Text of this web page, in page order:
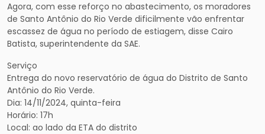
Agora, com esse reforço no abastecimento, os moradores
de Santo Antônio do Rio Verde dificilmente vão enfrentar
escassez de água no período de estiagem, disse Cairo
Batista, superintendente da SAE.
Serviço
Entrega do novo reservatório de água do Distrito de Santo
Antônio do Rio Verde.
Dia: 14/11/2024, quinta-feira
Horário: 17h
Local: ao lado da ETA do distrito